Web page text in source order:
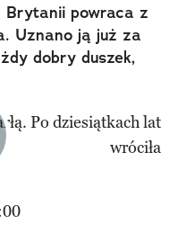
powraca z
Uznano ją już za
dobry duszek,